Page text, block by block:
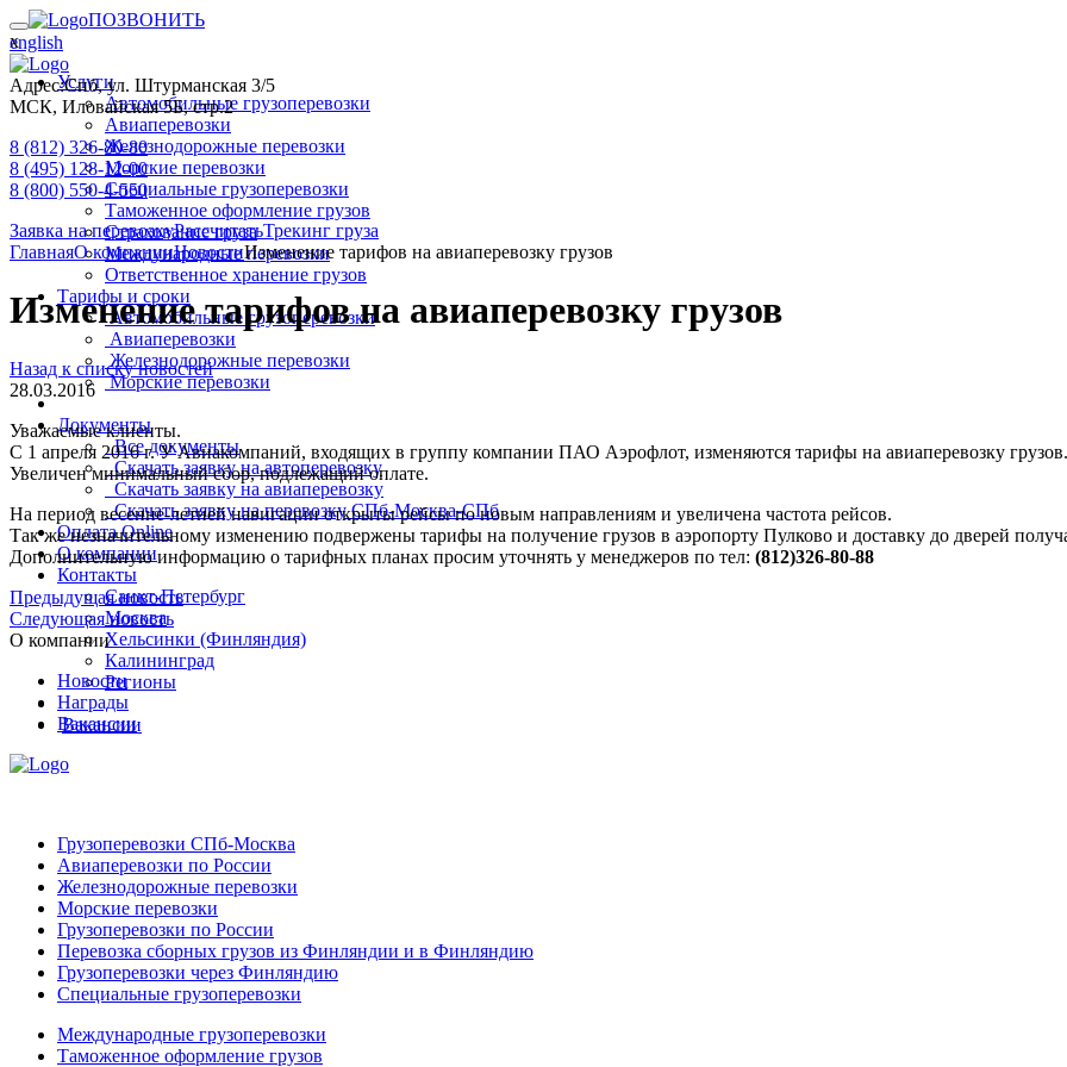
ПОЗВОНИТЬ
х
Услуги
Автомобильные грузоперевозки
Авиаперевозки
Железнодорожные перевозки
Морские перевозки
Специальные грузоперевозки
Таможенное оформление грузов
Страхование груза
Международные перевозки
Ответственное хранение грузов
Тарифы и сроки
Автомобильные грузоперевозки
Авиаперевозки
Железнодорожные перевозки
Морские перевозки
Документы
Все документы
Скачать заявку на автоперевозку
Скачать заявку на авиаперевозку
Скачать заявку на перевозку СПб-Москва-СПб
Оплата Online
О компании
Контакты
Санкт-Петербург
Москва
Хельсинки (Финляндия)
Калининград
Регионы
Вакансии
english
Адрес:Спб, ул. Штурманская 3/5
МСК, Иловайская 5Б, стр.2
8 (812) 326-80-80
8 (495) 128-12-00
8 (800) 550-4-550
Заявка на перевозкуРассчитатьТрекинг груза
ГлавнаяО компанииНовостиИзменение тарифов на авиаперевозку грузов
Изменение тарифов на авиаперевозку грузов
Назад к списку новостей
28.03.2016
Уважаемые клиенты.
С 1 апреля 2016 г. У Авиакомпаний, входящих в группу компании ПАО Аэрофлот, изменяются тарифы на авиаперевозку грузов.
Увеличен минимальный сбор, подлежащий оплате.
На период весенне-летней навигации открыты рейсы по новым направлениям и увеличена частота рейсов.
Так же незначительному изменению подвержены тарифы на получение грузов в аэропорту Пулково и доставку до дверей
Дополнительную информацию о тарифных планах просим уточнять у менеджеров по тел: (812)326-80-88
Предыдущая новость
Следующая новость
О компании
Новости
Награды
Вакансии
Грузоперевозки СПб-Москва
Авиаперевозки по России
Железнодорожные перевозки
Морские перевозки
Грузоперевозки по России
Перевозка сборных грузов из Финляндии и в Финляндию
Грузоперевозки через Финляндию
Специальные грузоперевозки
Международные грузоперевозки
Таможенное оформление грузов